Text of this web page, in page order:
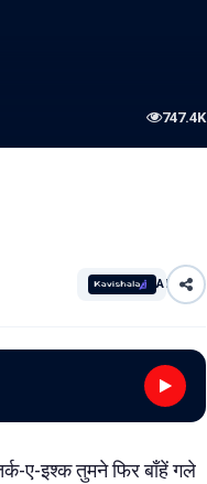
747.4K
AI
ए-इश्क तुमने फिर बाँहें गले